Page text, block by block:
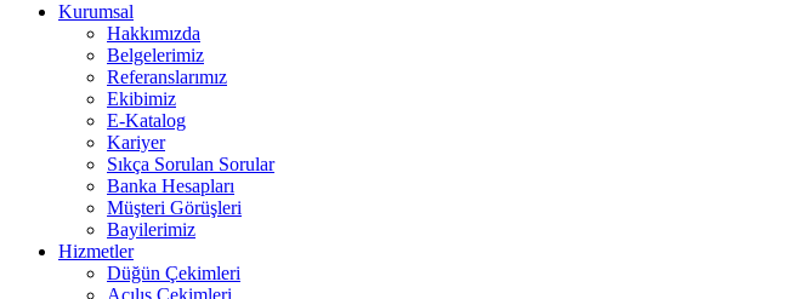
Kurumsal
Hakkımızda
Belgelerimiz
Referanslarımız
Ekibimiz
E-Katalog
Kariyer
Sıkça Sorulan Sorular
Banka Hesapları
Müşteri Görüşleri
Bayilerimiz
Hizmetler
Düğün Çekimleri